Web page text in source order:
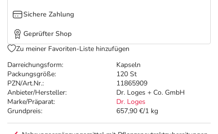
Darreichungsform:
Kapseln
Packungsgröße:
120 St
PZN/Art.Nr.:
11865909
Anbieter/Hersteller:
Dr. Loges + Co. GmbH
Marke/Präparat:
Dr. Loges
Grundpreis:
657,90 €/1 kg
Sichere Zahlung
Geprüfter Shop
Zu meiner Favoriten-Liste hinzufügen